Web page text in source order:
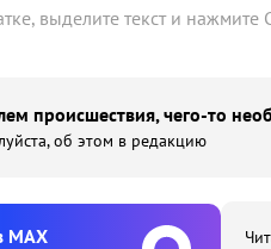
выделите текст и нажмите
происшествия, чего-то
об этом в редакцию
MAX